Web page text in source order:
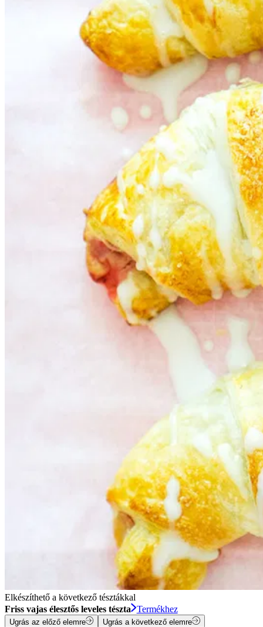
Elkészíthető a következő tésztákkal
Friss vajas élesztős leveles tészta
Termékhez
Ugrás az előző elemre Ugrás a következő elemre